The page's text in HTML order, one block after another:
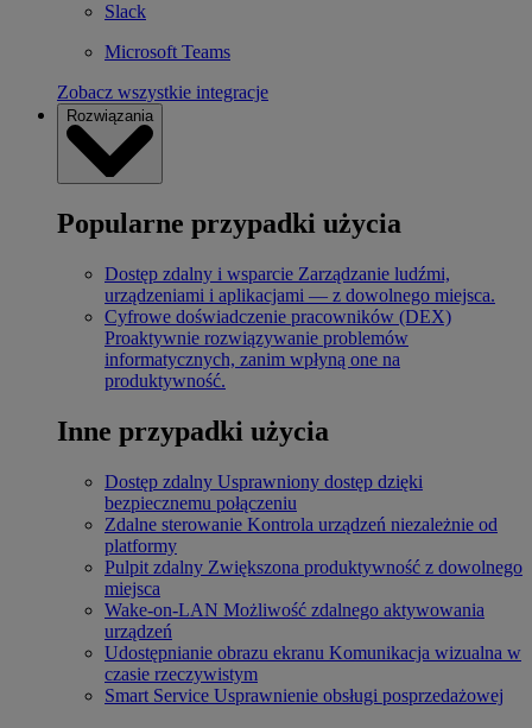
Slack
Microsoft Teams
Zobacz wszystkie integracje
Rozwiązania
Popularne przypadki użycia
Dostęp zdalny i wsparcie Zarządzanie ludźmi,
urządzeniami i aplikacjami — z dowolnego miejsca.
Cyfrowe doświadczenie pracowników (DEX)
Proaktywnie rozwiązywanie problemów
informatycznych, zanim wpłyną one na
produktywność.
Inne przypadki użycia
Dostęp zdalny Usprawniony dostęp dzięki
bezpiecznemu połączeniu
Zdalne sterowanie Kontrola urządzeń niezależnie od
platformy
Pulpit zdalny Zwiększona produktywność z dowolnego
miejsca
Wake-on-LAN Możliwość zdalnego aktywowania
urządzeń
Udostępnianie obrazu ekranu Komunikacja wizualna w
czasie rzeczywistym
Smart Service Usprawnienie obsługi posprzedażowej